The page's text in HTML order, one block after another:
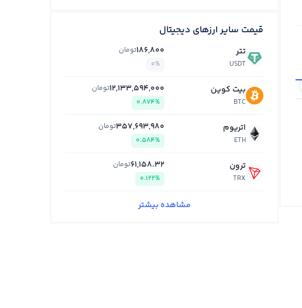
قیمت سایر ارزهای دیجیتال
تتر
USDT
186,800تومان
0%
بیت کوین
BTC
12,133,594,000تومان
0.874%
اتریوم
ETH
357,693,980تومان
0.584%
ترون
TRX
61,158.32تومان
0.122%
مشاهده بیشتر